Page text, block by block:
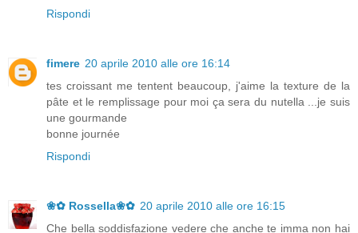
Rispondi
fimere 20 aprile 2010 alle ore 16:14
tes croissant me tentent beaucoup, j'aime la texture de la
pâte et le remplissage pour moi ça sera du nutella ...je suis
une gourmande
bonne journée
Rispondi
❀✿ Rossella❀✿ 20 aprile 2010 alle ore 16:15
Che bella soddisfazione vedere che anche te imma non hai